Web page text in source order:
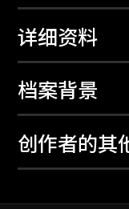
详细资料
档案背景
创作者的其